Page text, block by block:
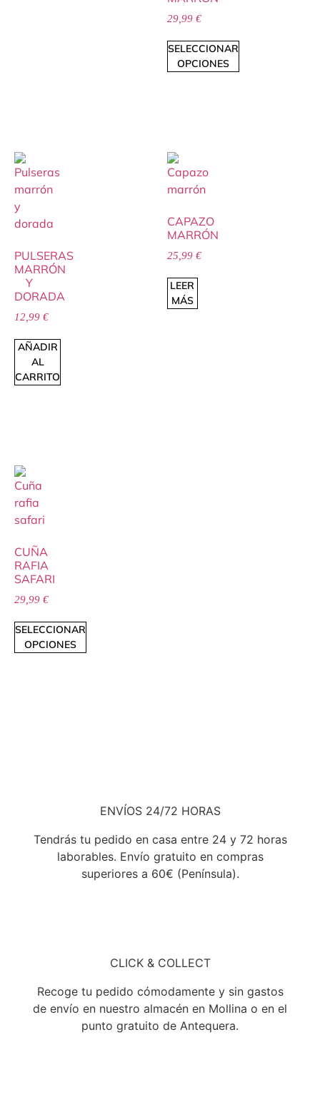
29,99 €
SELECCIONAR
OPCIONES
PULSERAS
MARRÓN
Y
DORADA
12,99 €
AÑADIR
AL
CARRITO
CAPAZO
MARRÓN
25,99 €
LEER
MÁS
CUÑA
RAFIA
SAFARI
29,99 €
SELECCIONAR
OPCIONES
ENVÍOS 24/72 HORAS
Tendrás tu pedido en casa entre 24 y 72 horas
laborables. Envío gratuito en compras
superiores a 60€ (Península).
CLICK & COLLECT
Recoge tu pedido cómodamente y sin gastos
de envío en nuestro almacén en Mollina o en el
punto gratuito de Antequera.